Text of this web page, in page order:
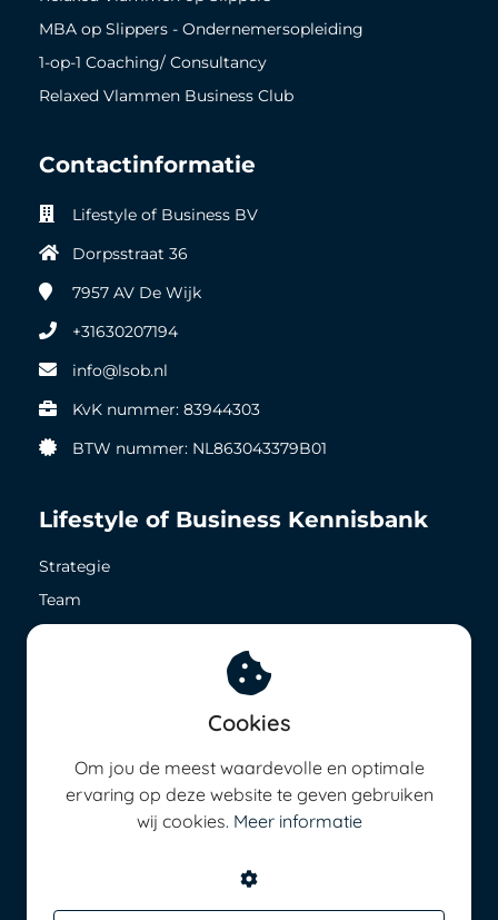
MBA op Slippers - Ondernemersopleiding
1-op-1 Coaching/ Consultancy
Relaxed Vlammen Business Club
Contactinformatie
Lifestyle of Business BV
Dorpsstraat 36
7957 AV De Wijk
+31630207194
info@lsob.nl
KvK nummer: 83944303
BTW nummer: NL863043379B01
Lifestyle of Business Kennisbank
Strategie
Team
Energie management
Cookies
Om jou de meest waardevolle en optimale
ervaring op deze website te geven gebruiken
wij cookies. Meer informatie